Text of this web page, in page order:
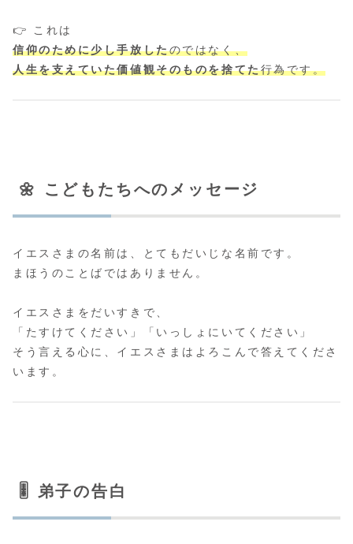
👉 これは
信仰のために少し手放したのではなく、
人生を支えていた価値観そのものを捨てた行為です。
🌼 こどもたちへのメッセージ
イエスさまの名前は、とてもだいじな名前です。
まほうのことばではありません。
イエスさまをだいすきで、
「たすけてください」「いっしょにいてください」
そう言える心に、イエスさまはよろこんで答えてくださ
います。
🎚️ 弟子の告白